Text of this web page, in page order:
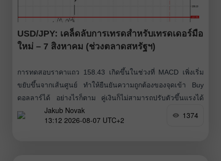
USD/JPY: เคล็ดลับการเทรดสำหรับเทรดเดอร์มือ
ใหม่ – 7 สิงหาคม (ช่วงตลาดสหรัฐฯ)
การทดสอบราคาแถว 158.43 เกิดขึ้นในช่วงที่ MACD เพิ่งเริ่ม
ขยับขึ้นจากเส้นศูนย์ ทำให้ยืนยันความถูกต้องของจุดเข้า Buy
ดอลลาร์ได้ อย่างไรก็ตาม คู่เงินก็ไม่สามารถปรับตัวขึ้นแรงได้
ตามที่คาดหวังไว้ สาเหตุหลักมาจากตลาดกำลังรอรายงานการ
จ้างงานของสหรัฐฯ ประจำเดือนกรกฎาคม ซึ่งจะเป็นปัจจัย
Jakub Novak
13:12 2026-08-07 UTC+2
1374